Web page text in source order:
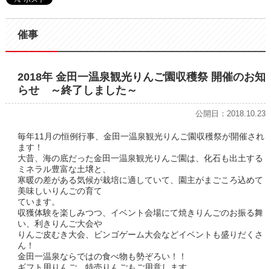
催事
2018年 金田一温泉観光りんご園収穫祭 開催のお知
らせ ～終了しました～
公開日：2018.10.23
毎年11月の恒例行事、金田一温泉観光りんご園収穫祭が開催され
ます！
大昔、海の底だった金田一温泉観光りんご園は、化石も出土する
ミネラル豊富な土壌と、
寒暖の差がある気候が栽培に適していて、園主がまごころ込めて
美味しいりんごの育て
ています。
収獲体験を楽しみつつ、イベント会場にて焼きりんごのお振る舞
い、利きりんご大会や
りんご皮むき大会、ビンゴゲーム大会などイベントも盛りだくさ
ん！
金田一温泉ならではの食べ物も勢ぞろい！！
ギフト用りんご、特売りんごもご用意します。